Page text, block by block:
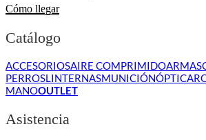
Cómo llegar
Catálogo
ACCESORIOSAIRE COMPRIMIDOARMAS
PERROSLINTERNASMUNICIÓNÓPTICA
MANOOUTLET
Asistencia